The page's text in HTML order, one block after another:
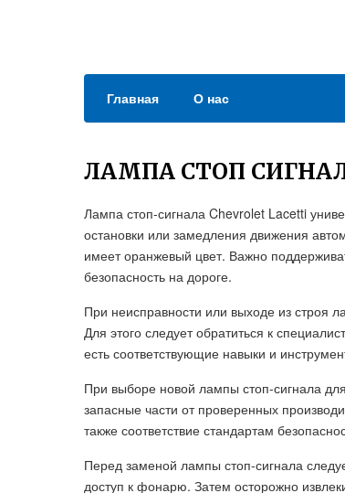
Главная О нас
ЛАМПА СТОП
Лампа стоп-сигнала Chevrolet Lacetti
остановки или замедления движения
имеет оранжевый цвет. Важно
безопасность на дороге.
При неисправности или выходе из строя
Для этого следует обратиться к
есть соответствующие навыки и
При выборе новой лампы стоп-сигнала
запасные части от проверенных
также соответствие стандартам
Перед заменой лампы стоп-сигнала
доступ к фонарю. Затем осторожно